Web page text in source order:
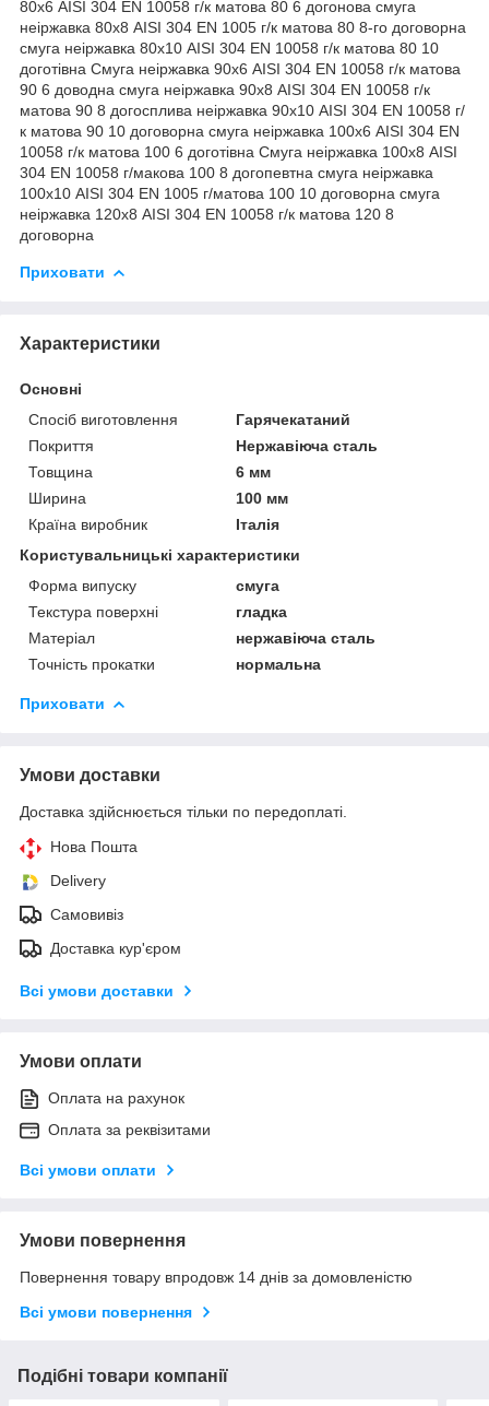
80х6 AISI 304 EN 10058 г/к матова 80 6 догонова смуга
неіржавка 80х8 AISI 304 EN 1005 г/к матова 80 8-го договорна
смуга неіржавка 80х10 AISI 304 EN 10058 г/к матова 80 10
доготівна Смуга неіржавка 90х6 AISI 304 EN 10058 г/к матова
90 6 доводна смуга неіржавка 90х8 AISI 304 EN 10058 г/к
матова 90 8 догосплива неіржавка 90х10 AISI 304 EN 10058 г/
к матова 90 10 договорна смуга неіржавка 100х6 AISI 304 EN
10058 г/к матова 100 6 доготівна Смуга неіржавка 100х8 AISI
304 EN 10058 г/макова 100 8 догопевтна смуга неіржавка
100х10 AISI 304 EN 1005 г/матова 100 10 договорна смуга
неіржавка 120х8 AISI 304 EN 10058 г/к матова 120 8
договорна
Приховати
Характеристики
Основні
Спосіб виготовлення
Гарячекатаний
Покриття
Нержавіюча сталь
Товщина
6 мм
Ширина
100 мм
Країна виробник
Італія
Користувальницькі характеристики
Форма випуску
смуга
Текстура поверхні
гладка
Матеріал
нержавіюча сталь
Точність прокатки
нормальна
Приховати
Умови доставки
Доставка здійснюється тільки по передоплаті.
Нова Пошта
Delivery
Самовивіз
Доставка кур'єром
Всі умови доставки
Умови оплати
Оплата на рахунок
Оплата за реквізитами
Всі умови оплати
Умови повернення
Повернення товару впродовж 14 днів за домовленістю
Всі умови повернення
Подібні товари компанії